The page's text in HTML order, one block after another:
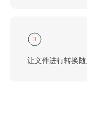
3
让文件进行转换